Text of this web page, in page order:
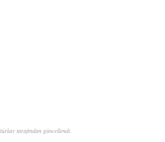
tarafından güncellendi.